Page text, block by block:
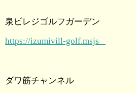
泉ビレジゴルフガーデン
https://izumivill-golf.msjs
ダワ筋チャンネル